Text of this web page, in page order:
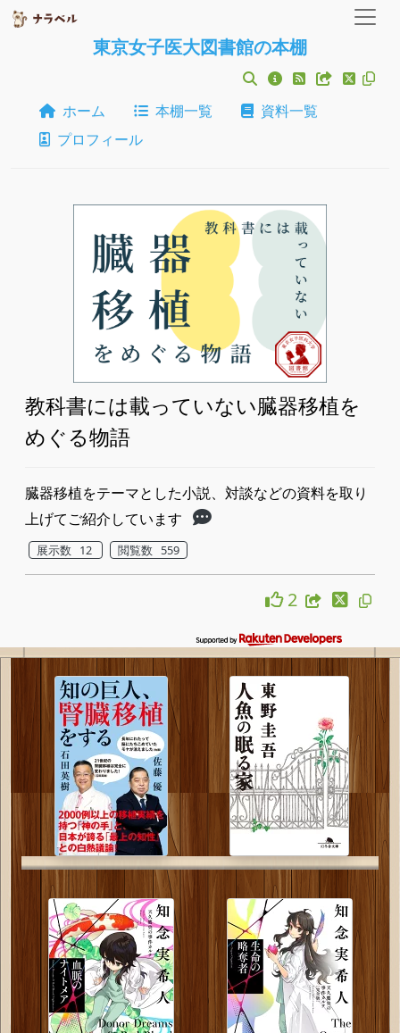
東京女子医大図書館の本棚
ホーム 本棚一覧
資料一覧
プロフィール
教科書には載っていない臓器移植を
めぐる物語
臓器移植をテーマとした小説、対談などの資料を取り
上げてご紹介しています
展示数 12 閲覧数 559
2